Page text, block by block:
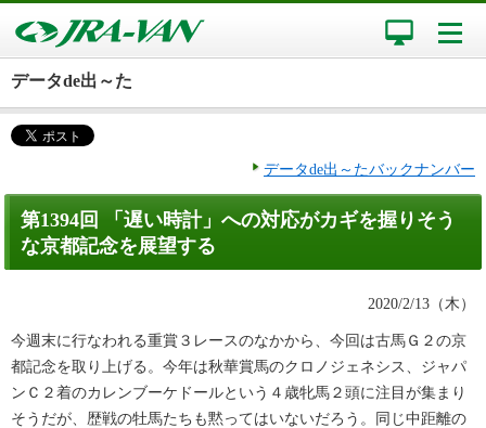
データde出～た
データde出～たバックナンバー
第1394回 「遅い時計」への対応がカギを握りそう
な京都記念を展望する
2020/2/13（木）
今週末に行なわれる重賞３レースのなかから、今回は古馬Ｇ２の京
都記念を取り上げる。今年は秋華賞馬のクロノジェネシス、ジャパ
ンＣ２着のカレンブーケドールという４歳牝馬２頭に注目が集まり
そうだが、歴戦の牡馬たちも黙ってはいないだろう。同じ中距離の